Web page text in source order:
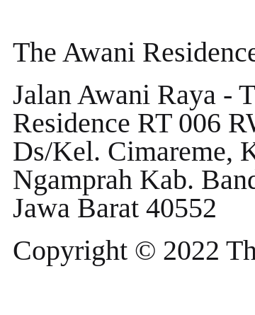
The Awani
Jalan Awani Raya -
Residence RT 006
Ds/Kel. Cimareme,
Ngamprah Kab.
Jawa Barat 40552
Copyright © 2022